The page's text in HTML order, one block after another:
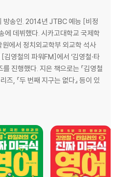
방송인. 2014년 JTBC 예능 [비정
에 데뷔했다. 시카고대학교 국제학
에서 정치외교학부 외교학 석사
영철의 파워FM]에서 ‘김영철·타
진행했다. 지은 책으로는 『김영철
즈, 『두 번째 지구는 없다』 등이 있